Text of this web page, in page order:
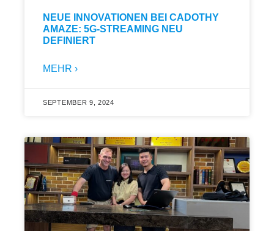
NEUE INNOVATIONEN BEI CADOTHY
AMAZE: 5G-STREAMING NEU
DEFINIERT
MEHR ›
SEPTEMBER 9, 2024